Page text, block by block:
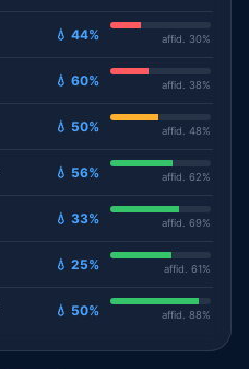
💧 44% affid. 30%
💧 60% affid. 38%
💧 50% affid. 48%
💧 56% affid. 62%
💧 33% affid. 69%
💧 25% affid. 61%
💧 50% affid. 88%